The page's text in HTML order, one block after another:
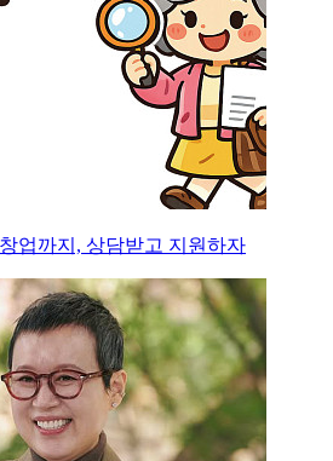
업까지, 상담받고 지원하자